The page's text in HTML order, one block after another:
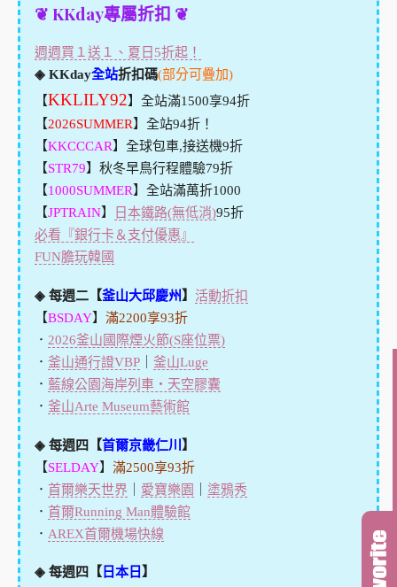
❦ KKday專屬折扣 ❦
週週買１送１、夏日5折起！
◈ KKday全站折扣碼(部分可疊加)
【KKLILY92】全站滿1500享94折
【2026SUMMER】全站94折！
【KKCCCAR】全球包車,接送機9折
【STR79】秋冬早鳥行程體驗79折
【1000SUMMER】全站滿萬折1000
【JPTRAIN】 日本鐵路(無低消)95折
必看『銀行卡＆支付優惠』
FUN膽玩韓國
◈ 每週二【釜山大邱慶州 】 活動折扣
【BSDAY】 滿2200享93折
． 2026釜山國際煙火節(S座位票)
． 釜山通行證VBP｜ 釜山Luge
． 藍線公園海岸列車・天空膠囊
． 釜山Arte Museum藝術館
◈ 每週四【首爾京畿仁川
】
【SELDAY】 滿2500享93折
． 首爾樂天世界 愛寶樂園
塗鴉秀
． 首爾Running Man體驗館
． AREX首爾機場快線
◈ 每週四【日本日 】